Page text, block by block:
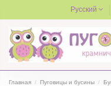
Русский
Главная Пуговицы и бусины